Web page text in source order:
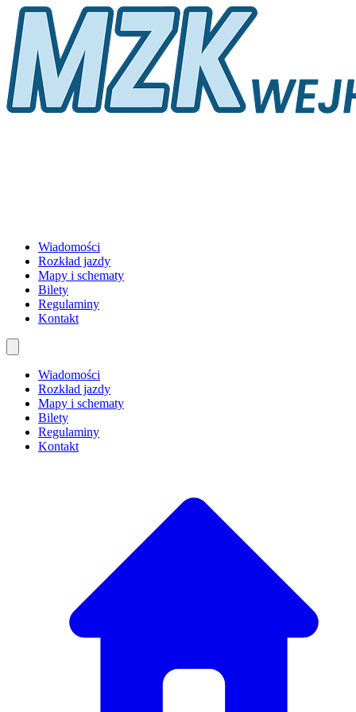
Wiadomości
Rozkład jazdy
Mapy i schematy
Bilety
Regulaminy
Kontakt
Wiadomości
Rozkład jazdy
Mapy i schematy
Bilety
Regulaminy
Kontakt